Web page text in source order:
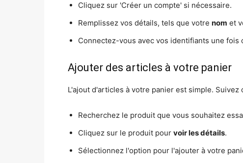
Cliquez sur 'Créer un compte' si nécessaire.
Remplissez vos détails, tels que votre nom et
Connectez-vous avec vos identifiants une fois
Ajouter des articles à votre panier
L'ajout d'articles à votre panier est simple. Suivez
Recherchez le produit que vous souhaitez
Cliquez sur le produit pour voir les détails.
Sélectionnez l'option pour l'ajouter à votre